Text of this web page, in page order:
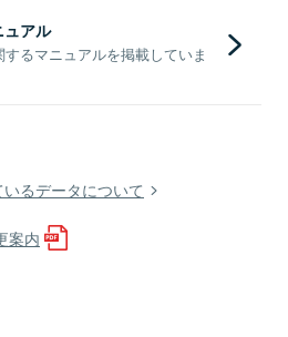
アル
るマニュアルを掲載していま
るデータについて
案内